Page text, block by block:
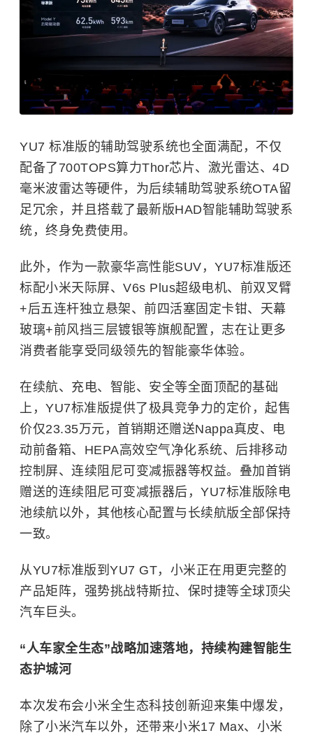
YU7 标准版的辅助驾驶系统也全面满配，不仅
配备了700TOPS算力Thor芯片、激光雷达、4D
毫米波雷达等硬件，为后续辅助驾驶系统OTA留
足冗余，并且搭载了最新版HAD智能辅助驾驶系
统，终身免费使用。
此外，作为一款豪华高性能SUV，YU7标准版还
标配小米天际屏、V6s Plus超级电机、前双叉臂
+后五连杆独立悬架、前四活塞固定卡钳、天幕
玻璃+前风挡三层镀银等旗舰配置，志在让更多
消费者能享受同级领先的智能豪华体验。
在续航、充电、智能、安全等全面顶配的基础
上，YU7标准版提供了极具竞争力的定价，起售
价仅23.35万元，首销期还赠送Nappa真皮、电
动前备箱、HEPA高效空气净化系统、后排移动
控制屏、连续阻尼可变减振器等权益。叠加首销
赠送的连续阻尼可变减振器后，YU7标准版除电
池续航以外，其他核心配置与长续航版全部保持
一致。
从YU7标准版到YU7 GT，小米正在用更完整的
产品矩阵，强势挑战特斯拉、保时捷等全球顶尖
汽车巨头。
“人车家全生态”战略加速落地，持续构建智能生
态护城河
本次发布会小米全生态科技创新迎来集中爆发，
除了小米汽车以外，还带来小米17 Max、小米